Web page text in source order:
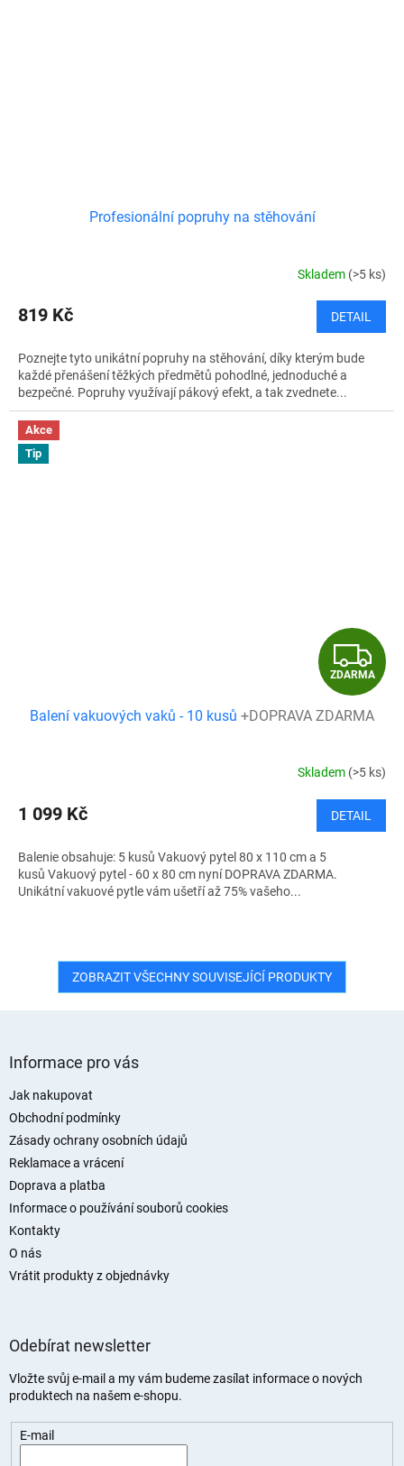
Profesionální popruhy na stěhování
Skladem (>5 ks)
819 Kč DETAIL
Poznejte tyto unikátní popruhy na stěhování, díky kterým bude
každé přenášení těžkých předmětů pohodlné, jednoduché a
bezpečné. Popruhy využívají pákový efekt, a tak zvednete...
Akce
Tip
Z
D
A
R
M
A
ZDARMA
Balení vakuových vaků - 10 kusů +DOPRAVA ZDARMA
Skladem (>5 ks)
1 099 Kč DETAIL
Balenie obsahuje: 5 kusů Vakuový pytel 80 x 110 cm a 5
kusů Vakuový pytel - 60 x 80 cm nyní DOPRAVA ZDARMA.
Unikátní vakuové pytle vám ušetří až 75% vašeho...
ZOBRAZIT VŠECHNY SOUVISEJÍCÍ PRODUKTY
Informace pro vás
Jak nakupovat
Obchodní podmínky
Zásady ochrany osobních údajů
Reklamace a vrácení
Doprava a platba
Informace o používání souborů cookies
Kontakty
O nás
Vrátit produkty z objednávky
Odebírat newsletter
Vložte svůj e-mail a my vám budeme zasílat informace o nových
produktech na našem e-shopu.
E-mail